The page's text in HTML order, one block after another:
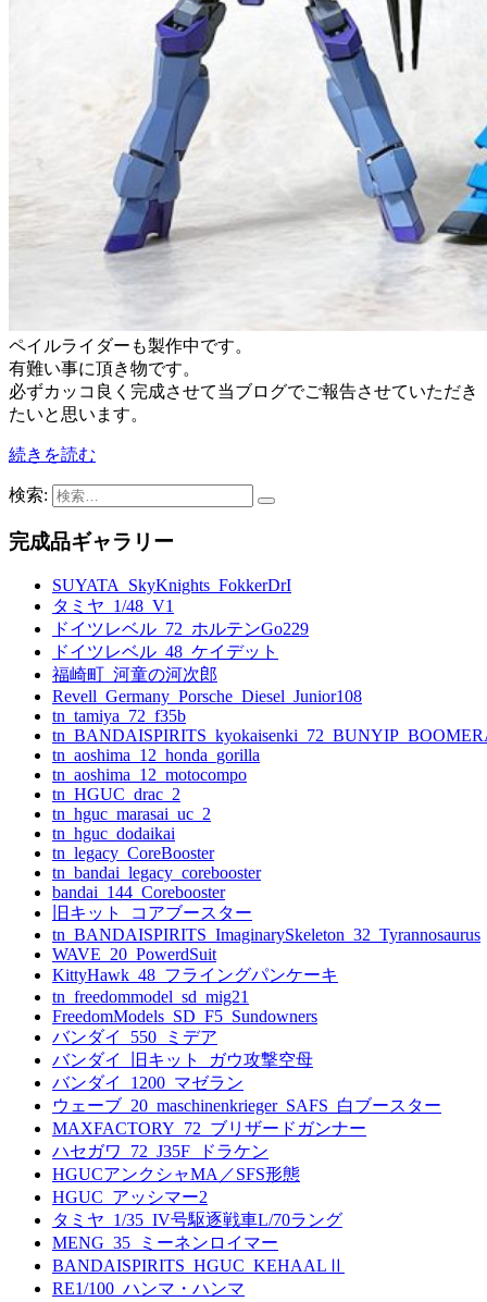
ペイルライダーも製作中です。
有難い事に頂き物です。
必ずカッコ良く完成させて当ブログでご報告させていただき
たいと思います。
続きを読む
検索:
完成品ギャラリー
SUYATA_SkyKnights_FokkerDrI
タミヤ_1/48_V1
ドイツレベル_72_ホルテンGo229
ドイツレベル_48_ケイデット
福崎町_河童の河次郎
Revell_Germany_Porsche_Diesel_Junior108
tn_tamiya_72_f35b
tn_aoshima_12_honda_gorilla
tn_aoshima_12_motocompo
tn_HGUC_drac_2
tn_hguc_marasai_uc_2
tn_hguc_dodaikai
tn_legacy_CoreBooster
tn_bandai_legacy_corebooster
bandai_144_Corebooster
旧キット_コアブースター
tn_BANDAISPIRITS_ImaginarySkeleton_32_Tyrannosaurus
WAVE_20_PowerdSuit
KittyHawk_48_フライングパンケーキ
tn_freedommodel_sd_mig21
FreedomModels_SD_F5_Sundowners
バンダイ_550_ミデア
バンダイ_旧キット_ガウ攻撃空母
バンダイ_1200_マゼラン
ウェーブ_20_maschinenkrieger_SAFS_白ブースター
MAXFACTORY_72_ブリザードガンナー
ハセガワ_72_J35F_ドラケン
HGUCアンクシャMA／SFS形態
HGUC_アッシマー2
タミヤ_1/35_IV号駆逐戦車L/70ラング
MENG_35_ミーネンロイマー
BANDAISPIRITS_HGUC_KEHAALⅡ
RE1/100_ハンマ・ハンマ